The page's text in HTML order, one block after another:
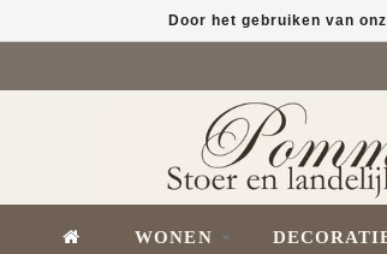
WONEN
Door het gebruiken van